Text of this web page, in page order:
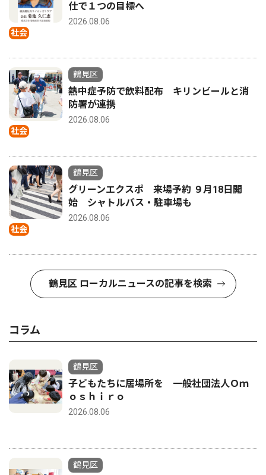
社会
仕で１つの目標へ
2026.08.06
社会
鶴見区
熱中症予防で飲料配布 キリンビールと消
防署が連携
2026.08.06
社会
鶴見区
グリーンエクスポ 来場予約 ９月18日開
始 シャトルバス・駐車場も
2026.08.06
鶴見区 ローカルニュースの記事を検索
コラム
鶴見区
子どもたちに居場所を 一般社団法人Ｏｍ
ｏｓｈｉｒｏ
2026.08.06
鶴見区